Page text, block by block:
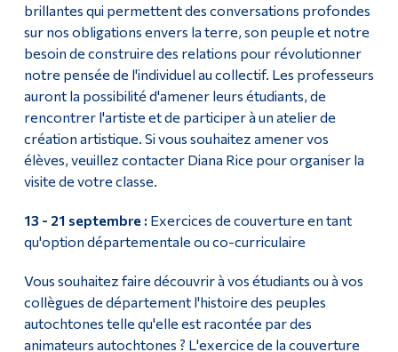
brillantes qui permettent des conversations profondes
sur nos obligations envers la terre, son peuple et notre
besoin de construire des relations pour révolutionner
notre pensée de l'individuel au collectif. Les professeurs
auront la possibilité d'amener leurs étudiants, de
rencontrer l'artiste et de participer à un atelier de
création artistique. Si vous souhaitez amener vos
élèves, veuillez contacter Diana Rice pour organiser la
visite de votre classe.
13 - 21 septembre : Exercices de couverture en tant
qu'option départementale ou co-curriculaire
Vous souhaitez faire découvrir à vos étudiants ou à vos
collègues de département l'histoire des peuples
autochtones telle qu'elle est racontée par des
animateurs autochtones ? L'exercice de la couverture